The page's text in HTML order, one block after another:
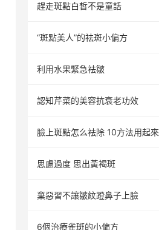
趕走斑點白皙不是童話
“斑點美人”的祛斑小偏方
利用水果緊急祛皺
認知芹菜的美容抗衰老功效
臉上斑點怎么祛除 10方法用起來
思慮過度 思出黃褐斑
棄惡習不讓皺紋蹬鼻子上臉
6個治療雀斑的小偏方